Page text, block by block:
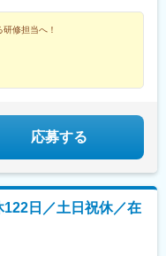
仕事終わりの食事も楽しめ
期間中は、ご自宅近隣の施設
勤務となります。 ※2年目
静岡、名古屋、仙台、近
張が発生します。※受動喫煙
修担当へ！
応募する
日／土日祝休／在